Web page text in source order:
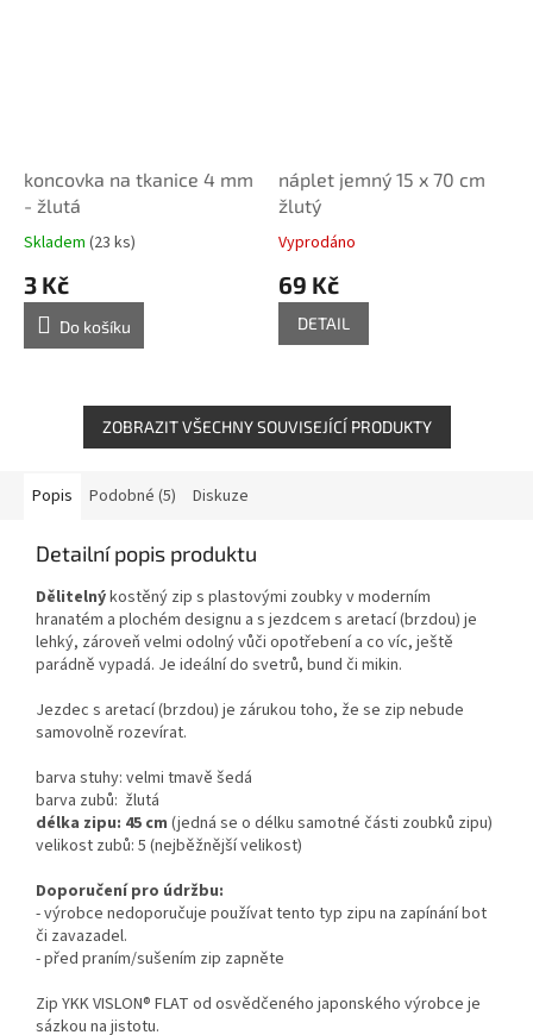
koncovka na tkanice 4 mm
- žlutá
Skladem (23 ks)
3 Kč
Do košíku
náplet jemný 15 x 70 cm
žlutý
Vyprodáno
69 Kč
DETAIL
ZOBRAZIT VŠECHNY SOUVISEJÍCÍ PRODUKTY
Popis Podobné (5) Diskuze
Detailní popis produktu
Dělitelnýkostěný zip s plastovými zoubky v moderním
hranatém a plochém designu a s jezdcem s aretací (brzdou) je
lehký, zároveň velmi odolný vůči opotřebení a co víc, ještě
parádně vypadá. Je ideální do svetrů, bund či mikin.
Jezdec s aretací (brzdou) je zárukou toho, že se zip nebude
samovolně rozevírat.
barva stuhy: velmi tmavě šedá
barva zubů: žlutá
délka zipu: 45 cm (jedná se o délku samotné části zoubků zipu)
velikost zubů: 5 (nejběžnější velikost)
Doporučení pro údržbu:
- výrobce nedoporučuje používat tento typ zipu na zapínání bot
či zavazadel.
- před praním/sušením zip zapněte
Zip YKK VISLON® FLAT od osvědčeného japonského výrobce je
sázkou na jistotu.